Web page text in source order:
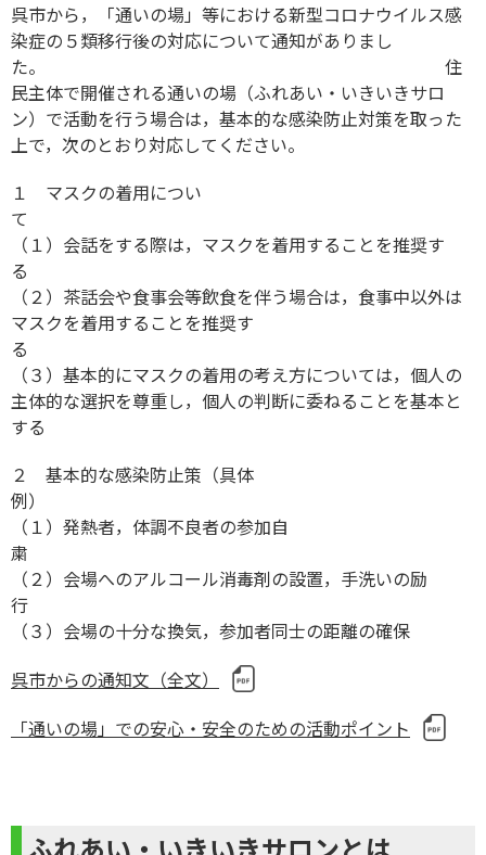
呉市から，「通いの場」等における新型コロナウイルス感
染症の５類移行後の対応について通知がありまし
た。 住
民主体で開催される通いの場（ふれあい・いきいきサロ
ン）で活動を行う場合は，基本的な感染防止対策を取った
上で，次のとおり対応してください。
１ マスクの着用につい
（１）会話をする際は，マスクを着用することを推奨す
（２）茶話会や食事会等飲食を伴う場合は，食事中以外は
マスクを着用することを推奨す
（３）基本的にマスクの着用の考え方については，個人の
主体的な選択を尊重し，個人の判断に委ねることを基本と
する
２ 基本的な感染防止策（具体
（１）発熱者，体調不良者の参加自
（２）会場へのアルコール消毒剤の設置，手洗いの励
（３）会場の十分な換気，参加者同士の距離の確保
呉市からの通知文（全文）
「通いの場」での安心・安全のための活動ポイント